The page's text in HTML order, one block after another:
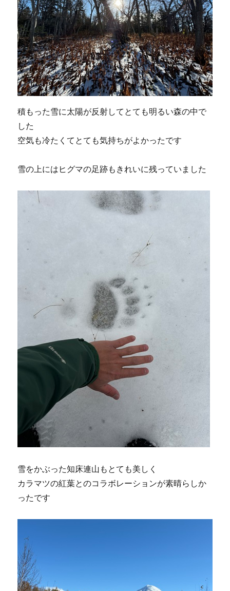
積もった雪に太陽が反射してとても明るい森の中で
した
空気も冷たくてとても気持ちがよかったです
雪の上にはヒグマの足跡もきれいに残っていました
雪をかぶった知床連山もとても美しく
カラマツの紅葉とのコラボレーションが素晴らしか
ったです